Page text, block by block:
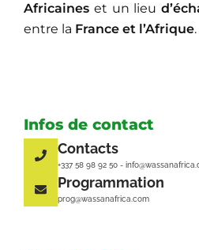
Africaines et un lieu
entre la France et l’Afrique.
Infos de contact
Contacts
+337 58 98 92 50 -
Programmation
prog@wassanafrica.com